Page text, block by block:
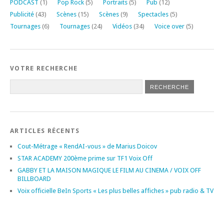
PODCAST (1) Pop Rock (5) Portraits (5) Pub (12)
Publicité (43) Scènes (15) Scènes (9) Spectacles (5)
Tournages (6) Tournages (24) Vidéos (34) Voice over (5)
VOTRE RECHERCHE
ARTICLES RÉCENTS
Cout-Métrage « RendAI-vous » de Marius Doicov
STAR ACADEMY 200ème prime sur TF1 Voix Off
GABBY ET LA MAISON MAGIQUE LE FILM AU CINEMA / VOIX OFF
BILLBOARD
Voix officielle BeIn Sports « Les plus belles affiches » pub radio & TV